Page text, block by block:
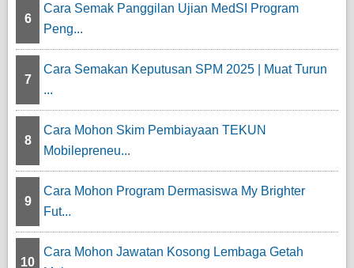
6
Cara Semak Panggilan Ujian MedSI Program
Peng...
7
Cara Semakan Keputusan SPM 2025 | Muat Turun
...
8
Cara Mohon Skim Pembiayaan TEKUN
Mobilepreneu...
9
Cara Mohon Program Dermasiswa My Brighter
Fut...
10
Cara Mohon Jawatan Kosong Lembaga Getah